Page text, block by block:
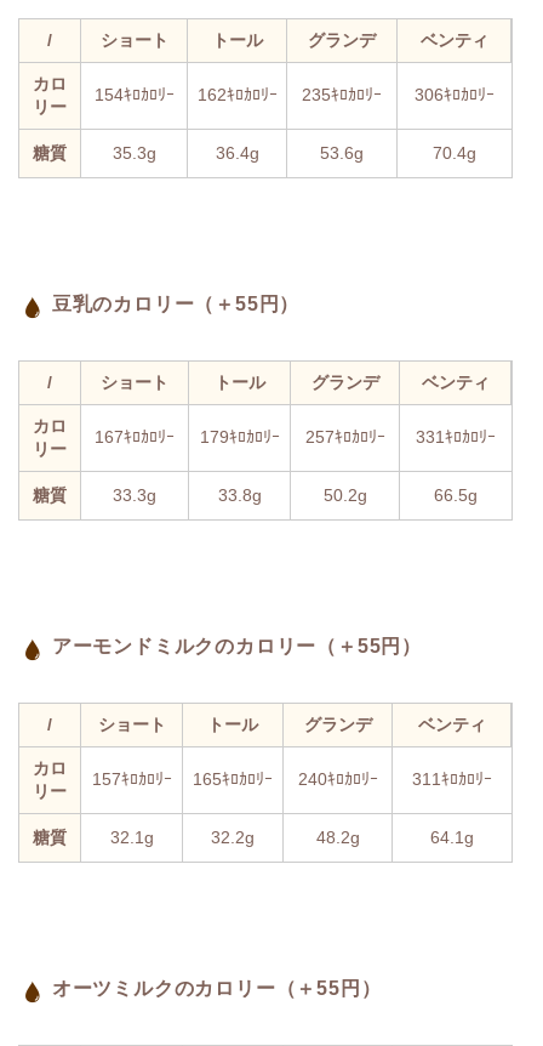
/ ショート トール グランデ ベンティ
カロ
リー
154ｷﾛｶﾛﾘｰ 162ｷﾛｶﾛﾘｰ 235ｷﾛｶﾛﾘｰ 306ｷﾛｶﾛﾘｰ
糖質 35.3g 36.4g 53.6g 70.4g
豆乳のカロリー（＋55円）
/ ショート トール グランデ ベンティ
カロ
リー
167ｷﾛｶﾛﾘｰ 179ｷﾛｶﾛﾘｰ 257ｷﾛｶﾛﾘｰ 331ｷﾛｶﾛﾘｰ
糖質 33.3g 33.8g 50.2g 66.5g
アーモンドミルクのカロリー（＋55円）
/ ショート トール グランデ ベンティ
カロ
リー
157ｷﾛｶﾛﾘｰ 165ｷﾛｶﾛﾘｰ 240ｷﾛｶﾛﾘｰ 311ｷﾛｶﾛﾘｰ
糖質 32.1g 32.2g 48.2g 64.1g
オーツミルクのカロリー（＋55円）